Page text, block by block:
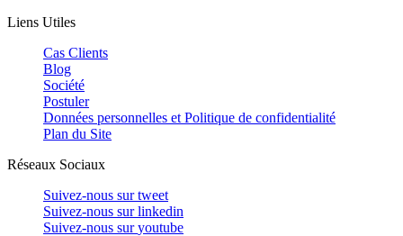
Liens Utiles
Cas Clients
Blog
Société
Postuler
Données personnelles et Politique de confidentialité
Plan du Site
Réseaux Sociaux
Suivez-nous surtweet
Suivez-nous surlinkedin
Suivez-nous suryoutube